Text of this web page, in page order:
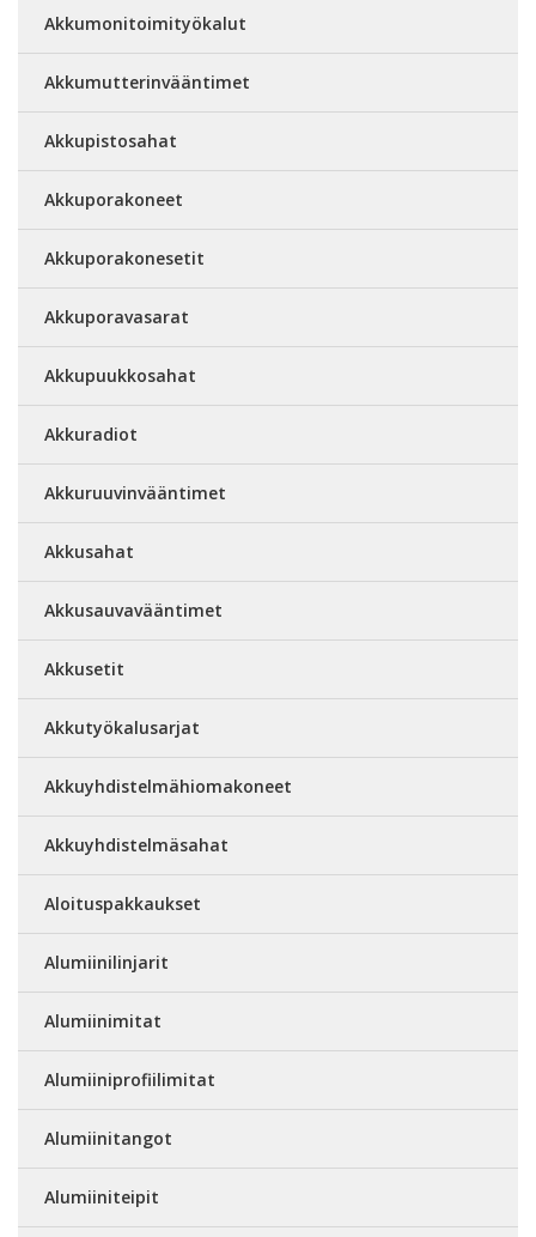
Akkumonitoimityökalut
Akkumutterinvääntimet
Akkupistosahat
Akkuporakoneet
Akkuporakonesetit
Akkuporavasarat
Akkupuukkosahat
Akkuradiot
Akkuruuvinvääntimet
Akkusahat
Akkusauvavääntimet
Akkusetit
Akkutyökalusarjat
Akkuyhdistelmähiomakoneet
Akkuyhdistelmäsahat
Aloituspakkaukset
Alumiinilinjarit
Alumiinimitat
Alumiiniprofiilimitat
Alumiinitangot
Alumiiniteipit